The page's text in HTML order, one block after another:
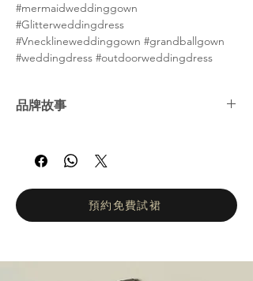
#mermaidweddinggown
#Glitterweddingdress
#Vnecklineweddinggown #grandballgown
#weddingdress #outdoorweddingdress
品牌故事
俄羅斯婚紗女王。自2002年以來，娜塔莉亞羅
曼諾娃的工作室一直致力於打造輕盈飄逸、凸
禮當天專注於拍攝婚紗照和享受眾人的讚美目
光，而不是忙於換裝。
預約免費試裙